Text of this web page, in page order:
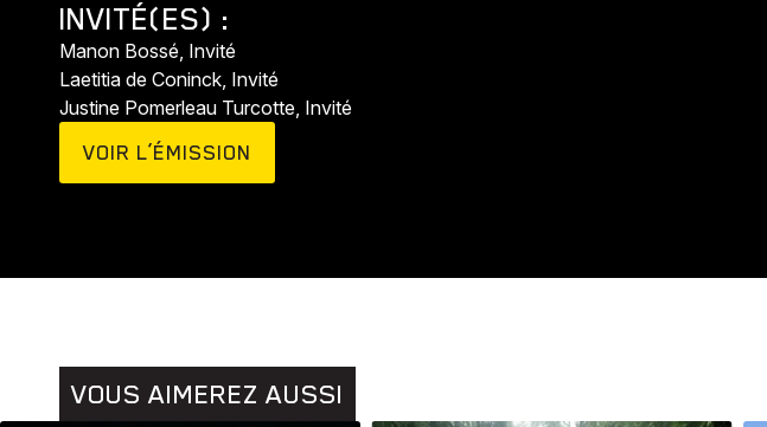
INVITÉ(ES) :
Manon Bossé, Invité
Laetitia de Coninck, Invité
Justine Pomerleau Turcotte, Invité
VOIR L’ÉMISSION
VOUS AIMEREZ AUSSI